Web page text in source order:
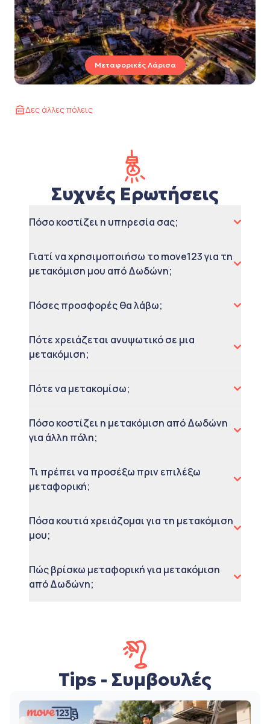
Μεταφορικές Λάρισα
Δες άλλες πόλεις
Συχνές Ερωτήσεις
Πόσο κοστίζει η υπηρεσία σας;
Γιατί να χρησιμοποιήσω το move123 για τη
μετακόμιση μου από Δωδώνη;
Πόσες προσφορές θα λάβω;
Πότε χρειάζεται ανυψωτικό σε μια
μετακόμιση;
Πότε να μετακομίσω;
Πόσο κοστίζει η μετακόμιση από Δωδώνη
για άλλη πόλη;
Τι πρέπει να προσέξω πριν επιλέξω
μεταφορική;
Πόσα κουτιά χρειάζομαι για τη μετακόμιση
μου;
Πώς βρίσκω μεταφορική για μετακόμιση
από Δωδώνη;
Tips - Συμβουλές